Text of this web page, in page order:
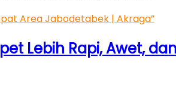
Area Jabodetabek | Akraga”
Lebih Rapi, Awet,